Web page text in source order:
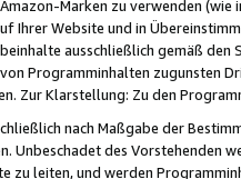
Marken zu verwenden
Ihrer Website und in
ausschließlich gemäß
Programminhalten zugunsten
Zur Klarstellung: Zu den
nach Maßgabe der
Unbeschadet des Vorstehenden
zu leiten, und werden